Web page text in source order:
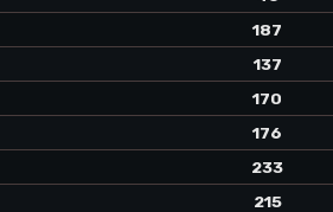
187
137
170
176
233
215